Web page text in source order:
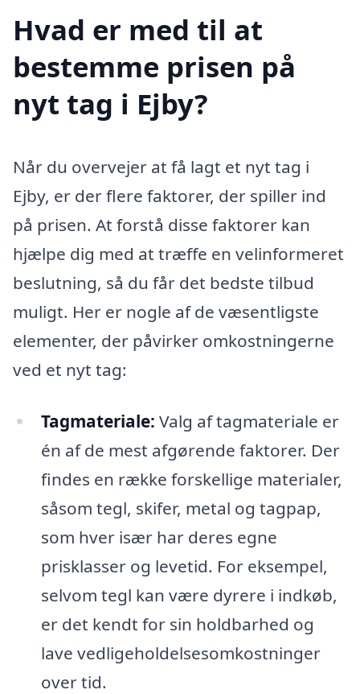
Hvad er med til at
bestemme prisen på
nyt tag i Ejby?
Når du overvejer at få lagt et nyt tag i
Ejby, er der flere faktorer, der spiller ind
på prisen. At forstå disse faktorer kan
hjælpe dig med at træffe en velinformeret
beslutning, så du får det bedste tilbud
muligt. Her er nogle af de væsentligste
elementer, der påvirker omkostningerne
ved et nyt tag:
Tagmateriale: Valg af tagmateriale er
én af de mest afgørende faktorer. Der
findes en række forskellige materialer,
såsom tegl, skifer, metal og tagpap,
som hver især har deres egne
prisklasser og levetid. For eksempel,
selvom tegl kan være dyrere i indkøb,
er det kendt for sin holdbarhed og
lave vedligeholdelsesomkostninger
over tid.